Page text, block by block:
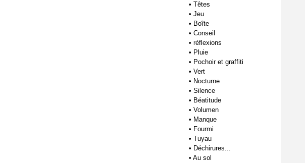
• Têtes
• Jeu
• Boîte
• Conseil
• réflexions
• Pluie
• Pochoir et graffiti
• Vert
• Nocturne
• Silence
• Béatitude
• Volumen
• Manque
• Fourmi
• Tuyau
• Déchirures...
• Au sol